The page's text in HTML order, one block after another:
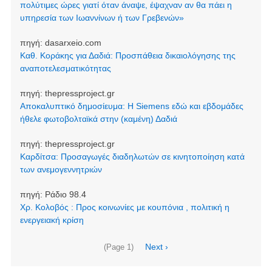
πολύτιμες ώρες γιατί όταν άναψε, έψαχναν αν θα πάει η
υπηρεσία των Ιωαννίνων ή των Γρεβενών»
πηγή: dasarxeio.com
Καθ. Κοράκης για Δαδιά: Προσπάθεια δικαιολόγησης της
αναποτελεσματικότητας
πηγή: thepressproject.gr
Αποκαλυπτικό δημοσίευμα: Η Siemens εδώ και εβδομάδες
ήθελε φωτοβολταϊκά στην (καμένη) Δαδιά
πηγή: thepressproject.gr
Καρδίτσα: Προσαγωγές διαδηλωτών σε κινητοποίηση κατά
των ανεμογεννητριών
πηγή: Ράδιο 98.4
Χρ. Κολοβός : Προς κοινωνίες με κουπόνια , πολιτική η
ενεργειακή κρίση
(Page 1)
Next
Next ›